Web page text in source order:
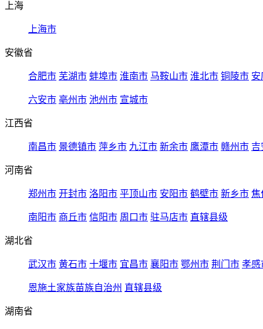
上海
上海市
安徽省
合肥市 芜湖市 蚌埠市 淮南市 马鞍山市 淮北市 铜陵市 安
六安市 亳州市 池州市 宣城市
江西省
南昌市 景德镇市 萍乡市 九江市 新余市 鹰潭市 赣州市 吉
河南省
郑州市 开封市 洛阳市 平顶山市 安阳市 鹤壁市 新乡市 焦
南阳市 商丘市 信阳市 周口市 驻马店市 直辖县级
湖北省
武汉市 黄石市 十堰市 宜昌市 襄阳市 鄂州市 荆门市 孝感
恩施土家族苗族自治州 直辖县级
湖南省